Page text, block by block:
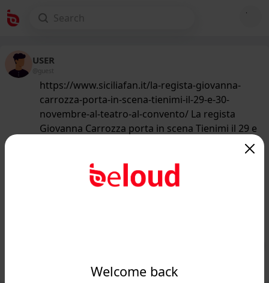
Welcome back
USER
@guest
https://www.siciliafan.it/la-regista-giovanna-
carrozza-porta-in-scena-tienimi-il-29-e-30-
novembre-al-teatro-al-convento/ La regista
Giovanna Carrozza porta in scena Tienimi il 29 e
214/50
www.siciliafan.it
La regista Giovanna Carrozza porta in